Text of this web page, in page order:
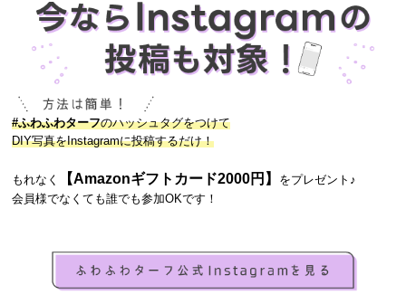
#ふわふわターフのハッシュタグをつけて
DIY写真をInstagramに投稿するだけ！
もれなく 【Amazonギフトカード2000円】
をプレゼント♪
会員様でなくても誰でも参加OKです！